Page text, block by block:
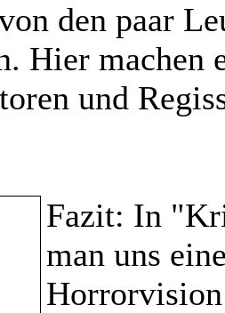
den paar
Hier machen
und
Fazit: In
man uns